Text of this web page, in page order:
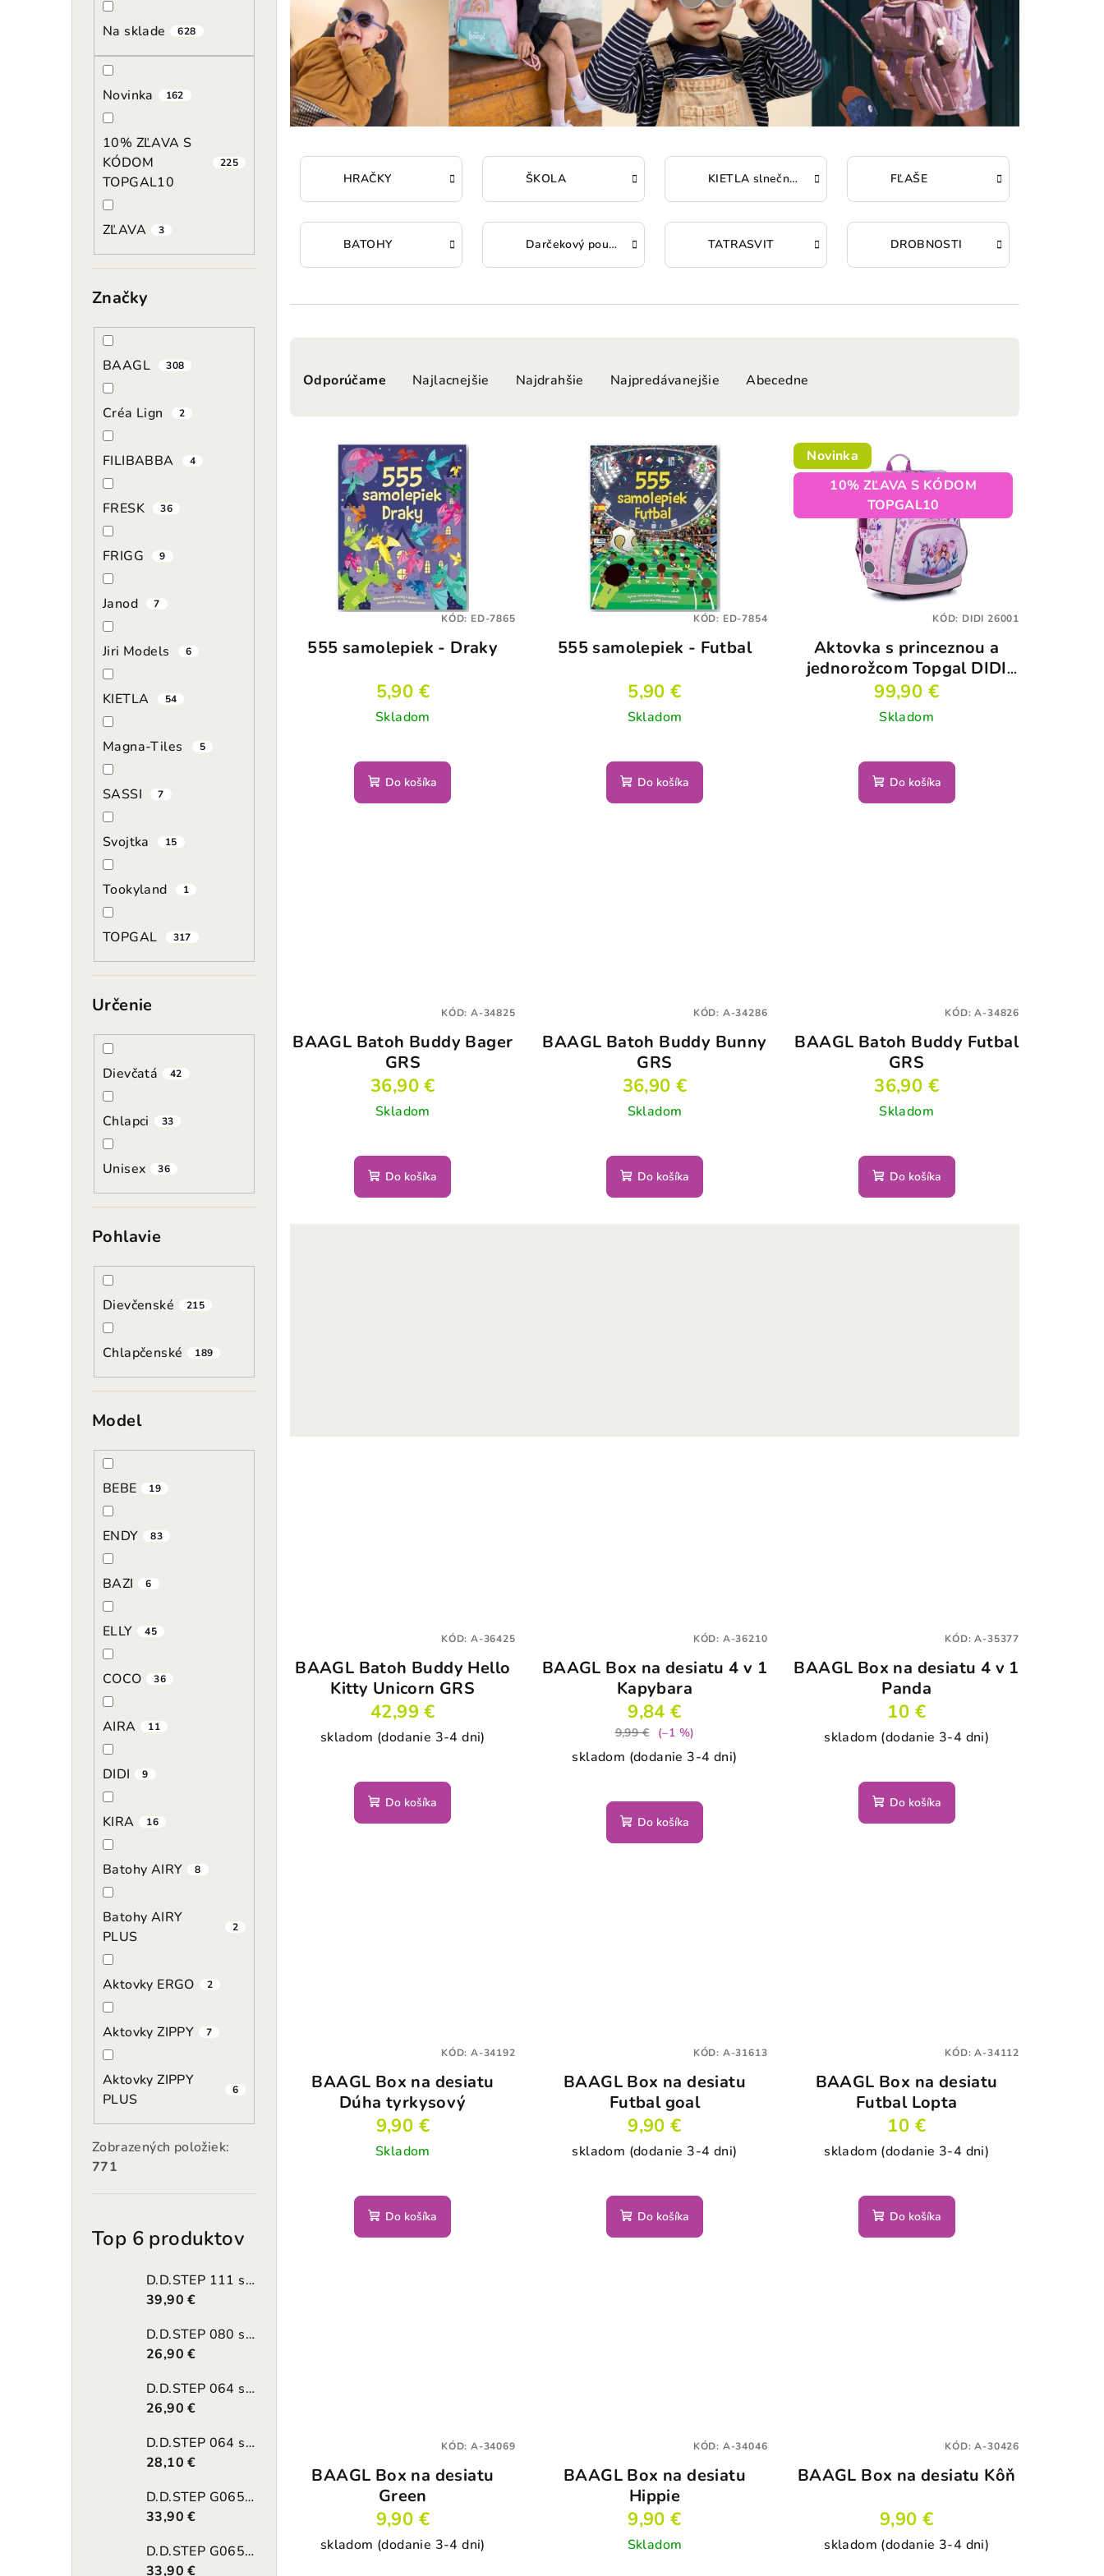
Na sklade 628
Novinka 162
10% ZĽAVA S
KÓDOM
TOPGAL10
225
ZĽAVA 3
Značky
BAAGL 308
Créa Lign 2
FILIBABBA 4
FRESK 36
FRIGG 9
Janod 7
Jiri Models 6
KIETLA 54
Magna-Tiles 5
SASSI 7
Svojtka 15
Tookyland 1
TOPGAL 317
Určenie
Dievčatá 42
Chlapci 33
Unisex 36
Pohlavie
Dievčenské 215
Chlapčenské 189
Model
BEBE 19
ENDY 83
BAZI 6
ELLY 45
COCO 36
AIRA 11
DIDI 9
KIRA 16
Batohy AIRY 8
Batohy AIRY
PLUS
2
Aktovky ERGO 2
Aktovky ZIPPY 7
Aktovky ZIPPY
PLUS
6
Zobrazených položiek:
771
Top 6 produktov
D.D.STEP 111 sandále dievčenské Daisy Pink 61400B
39,90 €
D.D.STEP 080 sandále chlapčenské s otvorenou špičkou Chocolate 61312A
26,90 €
D.D.STEP 064 sandále chlapčenské svietiace Royal Blue 61462
26,90 €
D.D.STEP 064 sandále dievčenské svietiace Lila 61965B
28,10 €
D.D.STEP G065 sandále Quick Dry Lemon 61146B
33,90 €
D.D.STEP G065 sandále Quick Dry Hot Pink 61146D
33,90 €
HRAČKY ŠKOLA KIETLA slnečné okuliare FĽAŠE
BATOHY Darčekový poukaz TATRASVIT DROBNOSTI
aOdporúčame Najlacnejšie Najdrahšie Najpredávanejšie Abecedne
555 samolepiek - Draky
5,90 €
Skladom
Do košíka
KÓD: ED-7865
555 samolepiek - Futbal
5,90 €
Skladom
Do košíka
KÓD: ED-7854
Novinka
10% ZĽAVA S KÓDOM
TOPGAL10
Aktovka s princeznou a
jednorožcom Topgal DIDI
26001
99,90 €
Skladom
Do košíka
KÓD: DIDI 26001
BAAGL Batoh Buddy Bager
GRS
36,90 €
Skladom
Do košíka
KÓD:A-34825
BAAGL Batoh Buddy Bunny
GRS
36,90 €
Skladom
Do košíka
KÓD: A-34286
BAAGL Batoh Buddy Futbal
GRS
36,90 €
Skladom
Do košíka
KÓD:A-34826
BAAGL Batoh Buddy Hello
Kitty Unicorn GRS
42,99 €
skladom (dodanie 3-4 dni)
Do košíka
KÓD:A-36425
BAAGL Box na desiatu 4 v 1
Kapybara
9,84 €
9,99 € (–1 %)
skladom (dodanie 3-4 dni)
Do košíka
KÓD: A-36210
BAAGL Box na desiatu 4 v 1
Panda
10 €
skladom (dodanie 3-4 dni)
Do košíka
KÓD:A-35377
BAAGL Box na desiatu
Dúha tyrkysový
9,90 €
Skladom
Do košíka
KÓD:A-34192
BAAGL Box na desiatu
Futbal goal
9,90 €
skladom (dodanie 3-4 dni)
Do košíka
KÓD: A-31613
BAAGL Box na desiatu
Futbal Lopta
10 €
skladom (dodanie 3-4 dni)
Do košíka
KÓD:A-34112
BAAGL Box na desiatu
Green
9,90 €
skladom (dodanie 3-4 dni)
KÓD:A-34069
BAAGL Box na desiatu
Hippie
9,90 €
Skladom
KÓD: A-34046
BAAGL Box na desiatu Kôň
9,90 €
skladom (dodanie 3-4 dni)
KÓD:A-30426